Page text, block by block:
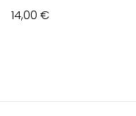
14,00 €